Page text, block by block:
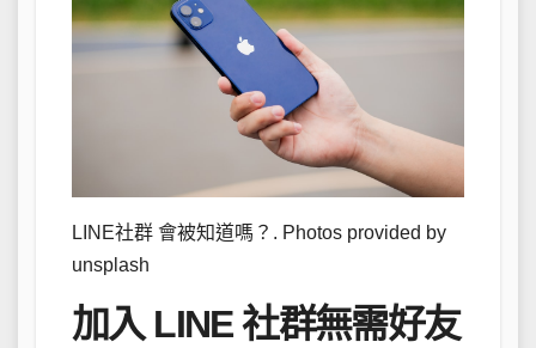
LINE社群 會被知道嗎？. Photos provided by
unsplash
加入 LINE 社群無需好友